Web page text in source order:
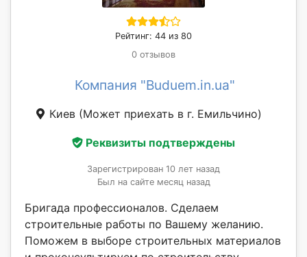
Рейтинг: 44 из 80
0 отзывов
Компания "Buduem.in.ua"
Киев (Может приехать в г. Емильчино)
Реквизиты подтверждены
Зарегистрирован 10 лет назад
Был на сайте месяц назад
Бригада профессионалов. Сделаем
строительные работы по Вашему желанию.
Поможем в выборе строительных материалов